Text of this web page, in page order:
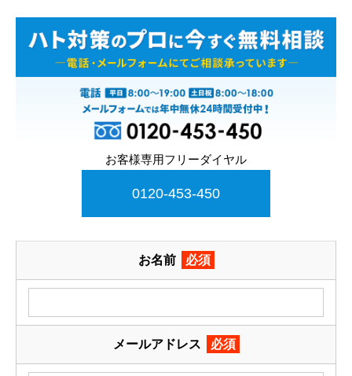
お客様専用フリーダイヤル
0120-453-450
お名前 必須
メールアドレス 必須